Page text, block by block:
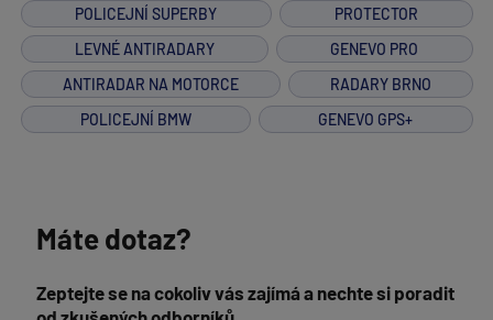
POLICEJNÍ SUPERBY
PROTECTOR
LEVNÉ ANTIRADARY
GENEVO PRO
ANTIRADAR NA MOTORCE
RADARY BRNO
POLICEJNÍ BMW
GENEVO GPS+
Máte dotaz?
Zeptejte se na cokoliv vás zajímá a nechte si poradit